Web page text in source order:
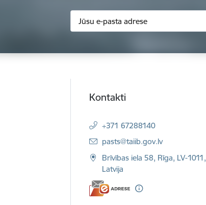
Kontakti
+371 67288140
E-pasts:
pasts@taiib.gov.lv
Brīvības iela 58, Rīga, LV-1011,
Latvija